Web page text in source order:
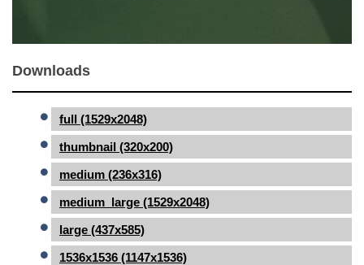
Downloads
full (1529x2048)
thumbnail (320x200)
medium (236x316)
medium_large (1529x2048)
large (437x585)
1536x1536 (1147x1536)